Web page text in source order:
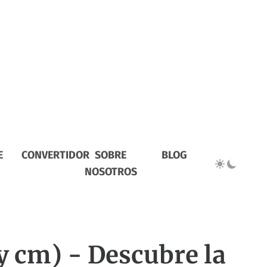
CONVERTIDOR SOBRE
NOSOTROS
BLOG
cm) - Descubre la